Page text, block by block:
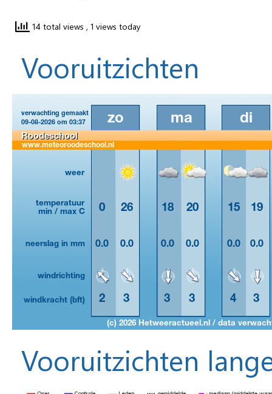
14 total views , 1 views today
Vooruitzichten
Vooruitzichten